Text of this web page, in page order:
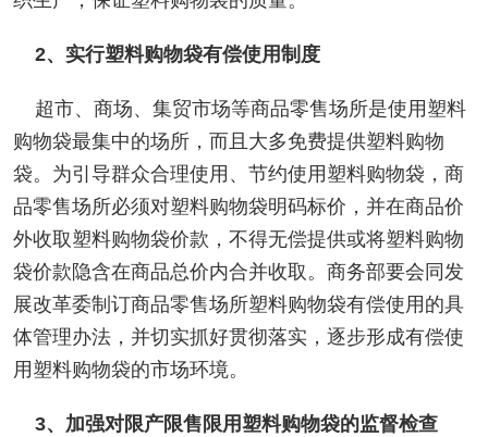
2、实行塑料购物袋有偿使用制度
超市、商场、集贸市场等商品零售场所是使用塑料
购物袋最集中的场所，而且大多免费提供塑料购物
袋。为引导群众合理使用、节约使用塑料购物袋，商
品零售场所必须对塑料购物袋明码标价，并在商品价
外收取塑料购物袋价款，不得无偿提供或将塑料购物
袋价款隐含在商品总价内合并收取。商务部要会同发
展改革委制订商品零售场所塑料购物袋有偿使用的具
体管理办法，并切实抓好贯彻落实，逐步形成有偿使
用塑料购物袋的市场环境。
3、加强对限产限售限用塑料购物袋的监督检查